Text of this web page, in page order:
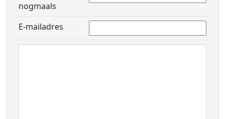
nogmaals
E-mailadres